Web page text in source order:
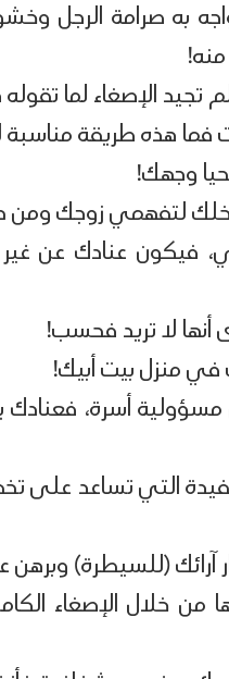
به صرامة الرجل
تجيد الإصغاء لما
هذه طريقة مناسبة
وجهك!
لتفهمي زوجك ومن
فيكون عنادك عن
لا تريد فحسب!
منزل بيت أبيك!
مسؤولية أسرة،
التي تساعد على
(للسيطرة) وبرهن
خلال الإصغاء